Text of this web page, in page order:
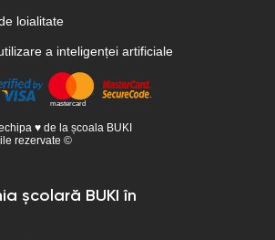
loialitate
a inteligenței artificiale
♥ de la școala BUKI
rezervate ©
școlară BUKI în